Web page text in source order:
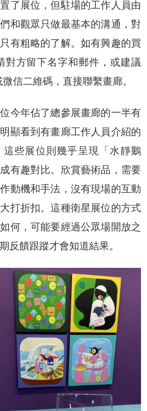
了展位，但駐場的工作人員由
和觀眾只做最基本的溝通，對
有粗略的了解。如有興趣的買
對方留下名字和郵件，或建議
信二維碼，直接聯繫畫廊。
今年佔了總參展畫廊的一半有
顯看到有畫廊工作人員介紹的
這些展位則幾乎呈現「水靜鵝
有趣對比。欣賞藝術品，需要
動機和手法，沒有現場的互動
打折扣。這種衛星展位的方式
何，可能要經過公眾場開放之
反饋跟蹤才會知道結果。